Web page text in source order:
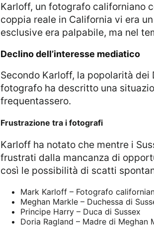
Karloff, un fotografo californiano con 17 anni di esperienza nel settore, ha affermato che all’inizio del soggiorno della
coppia reale in California vi era
esclusive era palpabile, ma nel
Declino dell’interesse mediatico
Secondo Karloff, la popolarità dei Duchi di Sussex è diminuita e ottenere foto significative non vale più lo sforzo. Il
fotografo ha descritto una
frequentassero.
Frustrazione tra i fotografi
Karloff ha notato che mentre i Sussex cercavano visibilità attraverso “mock photo-ops”, molti fotografi si sentivano
frustrati dalla mancanza di
così le possibilità di scatti
Mark Karloff – Fotografo
Meghan Markle – Duchessa di
Principe Harry – Duca di Sussex
Doria Ragland – Madre di Meghan